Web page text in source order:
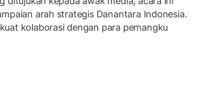
arah strategis Danantara Indonesia.
kolaborasi dengan para pemangku